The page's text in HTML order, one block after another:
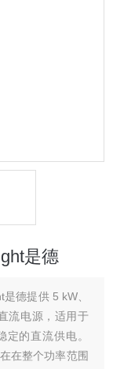
是德
德提供 5 kW、
流电源，适用于
的直流供电。
在整个功率范围